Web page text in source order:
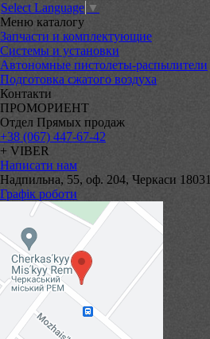
Select Language ▼
Меню каталогу
Запчасти и комплектующие
Системы и установки
Автономные пистолеты-распылители
Подготовка сжатого воздуха
Контакти
ПРОМОРИЕНТ
Отдел Прямых продаж
+38 (067) 447-67-42
+ VIBER
Написати нам
Надпильна, 55, оф. 204, Черкаси 18031
Графік роботи